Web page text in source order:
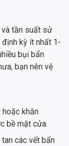
và tần suất sử
kỳ ít nhất 1-
bụi bẩn
bạn nên vệ
khăn
bề mặt cửa.
các vết bẩn